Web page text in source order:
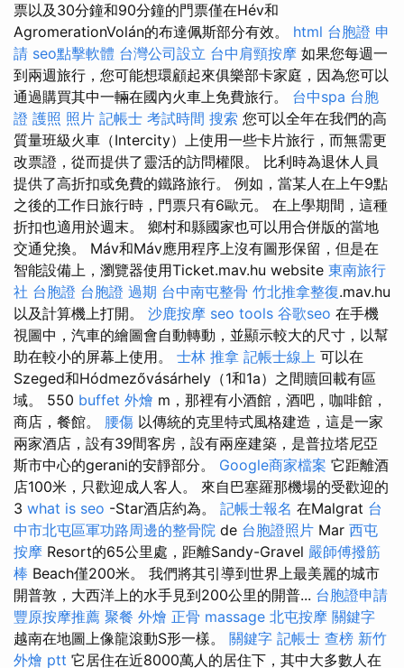
票以及30分鐘和90分鐘的門票僅在Hév和
AgromerationVolán的布達佩斯部分有效。 html 台胞證 申
請 seo點擊軟體 台灣公司設立 台中肩頸按摩 如果您每週一
到兩週旅行，您可能想環顧起來俱樂部卡家庭，因為您可以
通過購買其中一輛在國內火車上免費旅行。 台中spa 台胞
證 護照 照片 記帳士 考試時間 搜索 您可以全年在我們的高
質量班級火車（Intercity）上使用一些卡片旅行，而無需更
改票證，從而提供了靈活的訪問權限。 比利時為退休人員
提供了高折扣或免費的鐵路旅行。 例如，當某人在上午9點
之後的工作日旅行時，門票只有6歐元。 在上學期間，這種
折扣也適用於週末。 鄉村和縣國家也可以用合併版的當地
交通兌換。 Máv和Máv應用程序上沒有圖形保留，但是在
智能設備上，瀏覽器使用Ticket.mav.hu website 東南旅行
社 台胞證 台胞證 過期 台中南屯整骨 竹北推拿整復.mav.hu
以及計算機上打開。 沙鹿按摩 seo tools 谷歌seo 在手機
視圖中，汽車的繪圖會自動轉動，並顯示較大的尺寸，以幫
助在較小的屏幕上使用。 士林 推拿 記帳士線上 可以在
Szeged和Hódmezővásárhely（1和1a）之間贖回載有區
域。 550 buffet 外燴 m，那裡有小酒館，酒吧，咖啡館，
商店，餐館。 腰傷 以傳統的克里特式風格建造，這是一家
兩家酒店，設有39間客房，設有兩座建築，是普拉塔尼亞
斯市中心的gerani的安靜部分。 Google商家檔案 它距離酒
店100米，只歡迎成人客人。 來自巴塞羅那機場的受歡迎的
3 what is seo -Star酒店約為。 記帳士報名 在Malgrat 台
中市北屯區軍功路周邊的整骨院 de 台胞證照片 Mar 西屯
按摩 Resort的65公里處，距離Sandy-Gravel 嚴師傅撥筋
棒 Beach僅200米。 我們將其引導到世界上最美麗的城市
開普敦，大西洋上的水手見到200公里的開普... 台胞證申請
豐原按摩推薦 聚餐 外燴 正骨 massage 北屯按摩 關鍵字
越南在地圖上像龍滾動S形一樣。 關鍵字 記帳士 查榜 新竹
外燴 ptt 它居住在近8000萬人的居住下，其中大多數人在